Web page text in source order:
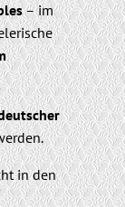
– im
in den